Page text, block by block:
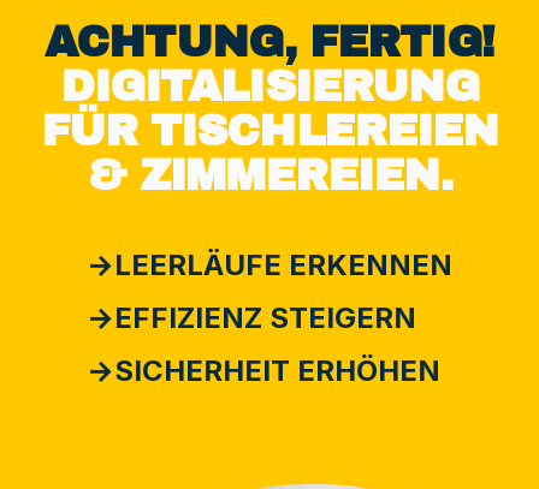
ACHTUNG, FERTIG!
DIGITALISIERUNG
FÜR TISCHLEREIEN
& ZIMMEREIEN.
→LEERLÄUFE ERKENNEN
→EFFIZIENZ STEIGERN
→SICHERHEIT ERHÖHEN